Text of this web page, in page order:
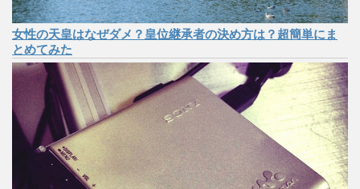
女性の天皇はなぜダメ？皇位継承者の決め方は？超簡単にま
とめてみた